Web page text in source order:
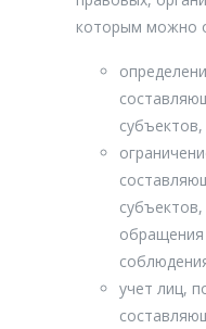
которым можно
учет лиц,